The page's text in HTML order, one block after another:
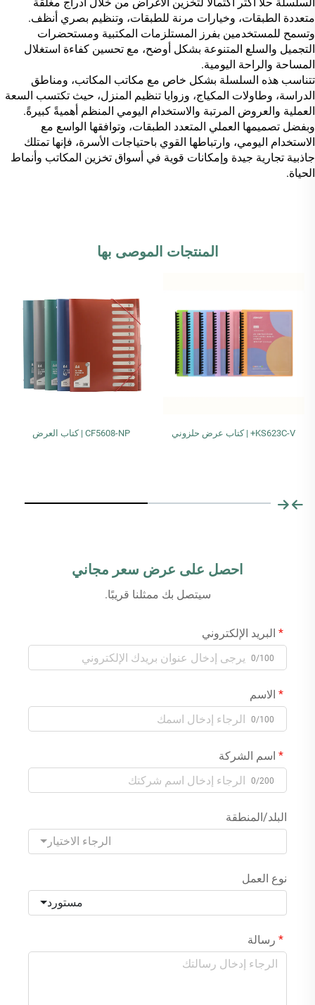
متعددة الطبقات، وخيارات مرنة للطبقات، وتنظيم بصري أنظف.
وتسمح للمستخدمين بفرز المستلزمات المكتبية ومستحضرات
التجميل والسلع المتنوعة بشكل أوضح، مع تحسين كفاءة استغلال
المساحة والراحة اليومية.
تتناسب هذه السلسلة بشكل خاص مع مكاتب المكاتب، ومناطق
الدراسة، وطاولات المكياج، وزوايا تنظيم المنزل، حيث تكتسب السعة
العملية والعروض المرتبة والاستخدام اليومي المنظم أهميةً كبيرةً.
وبفضل تصميمها العملي المتعدد الطبقات، وتوافقها الواسع مع
الاستخدام اليومي، وارتباطها القوي باحتياجات الأسرة، فإنها تمتلك
جاذبية تجارية جيدة وإمكانات قوية في أسواق تخزين المكاتب وأنماط
الحياة.
المنتجات الموصى بها
KS623C-V+ | كتاب عرض حلزوني CF5608-NP | كتاب العرض
احصل على عرض سعر مجاني
سيتصل بك ممثلنا قريبًا.
البريد الإلكتروني
0/100
الاسم
0/100
اسم الشركة
0/200
البلد/المنطقة
الرجاء الاختيار
نوع العمل
مستورد
رسالة